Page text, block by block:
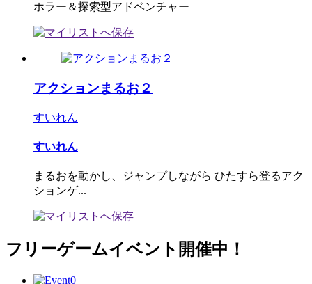
ホラー＆探索型アドベンチャー
アクションまるお２
すいれん
すいれん
まるおを動かし、ジャンプしながら ひたすら登るアク
ションゲ...
フリーゲームイベント開催中！